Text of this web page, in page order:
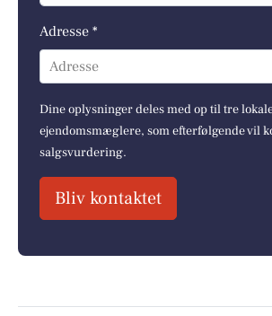
Adresse *
Adresse
Dine oplysninger deles med op til tre
ejendomsmæglere, som efterfølgende vil
salgsvurdering.
Bliv kontaktet